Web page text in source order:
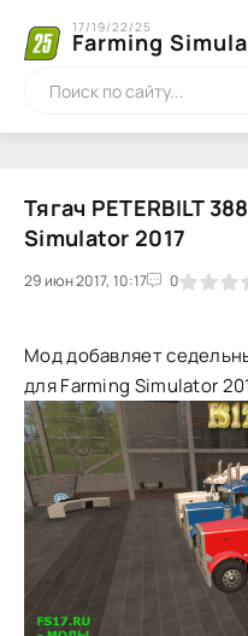
Farming
17/19/22/25
Тягач PETERBILT
Simulator 2017
29 июн 2017, 10:17 0
1 2 3 4 5
Мод добавляет
для Farming Simulator